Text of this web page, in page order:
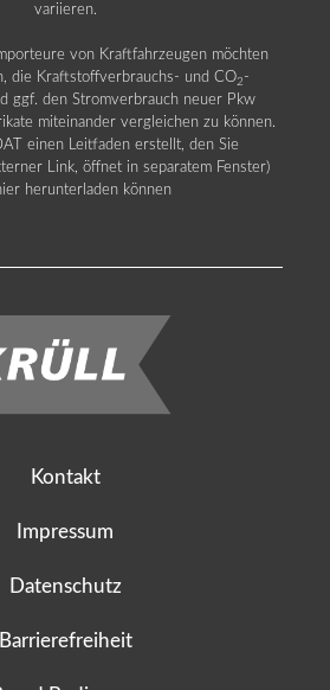
variieren.
von Kraftfahrzeugen möchten
die Kraftstoffverbrauchs- und CO2 -
ggf. den Stromverbrauch neuer Pkw
miteinander vergleichen zu können.
einen Leitfaden erstellt, den Sie
Link, öffnet in separatem Fenster)
herunterladen können
Kontakt
Impressum
Datenschutz
Barrierefreiheit